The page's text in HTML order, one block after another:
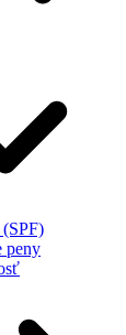
(SPF)
peny